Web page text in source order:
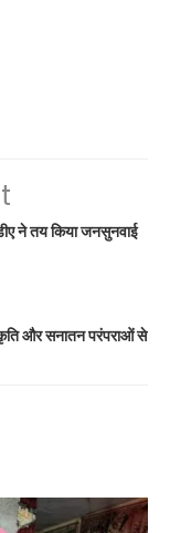
ने तय किया जनसुनवाई
और सनातन परंपराओं से